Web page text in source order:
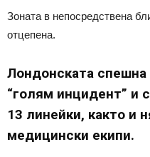
Зоната в непосредствена
отцепена.
Лондонската
“голям инцидент” и
13 линейки, както и
медицински екипи.